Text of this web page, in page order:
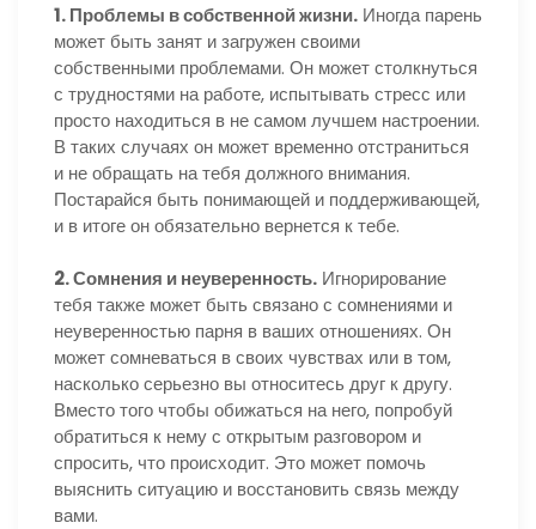
1. Проблемы в собственной жизни. Иногда парень
может быть занят и загружен своими
собственными проблемами. Он может столкнуться
с трудностями на работе, испытывать стресс или
просто находиться в не самом лучшем настроении.
В таких случаях он может временно отстраниться
и не обращать на тебя должного внимания.
Постарайся быть понимающей и поддерживающей,
и в итоге он обязательно вернется к тебе.
2. Сомнения и неуверенность. Игнорирование
тебя также может быть связано с сомнениями и
неуверенностью парня в ваших отношениях. Он
может сомневаться в своих чувствах или в том,
насколько серьезно вы относитесь друг к другу.
Вместо того чтобы обижаться на него, попробуй
обратиться к нему с открытым разговором и
спросить, что происходит. Это может помочь
выяснить ситуацию и восстановить связь между
вами.